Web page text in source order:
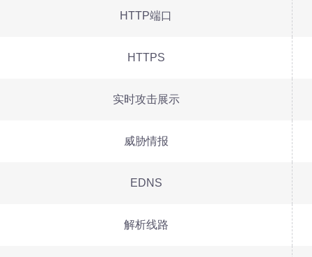
HTTP端口
HTTPS
实时攻击展示
威胁情报
EDNS
解析线路